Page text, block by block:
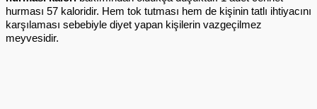
hurması 57 kaloridir. Hem tok tutması hem de kişinin tatlı ihtiyacını
karşılaması sebebiyle diyet yapan kişilerin vazgeçilmez
meyvesidir.